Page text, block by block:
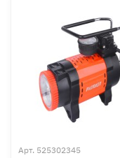
Арт. 525302345